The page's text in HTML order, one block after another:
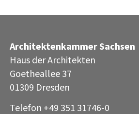
Architektenkammer Sachsen
Haus der Architekten
Goetheallee 37
01309 Dresden
Telefon +49 351 31746-0